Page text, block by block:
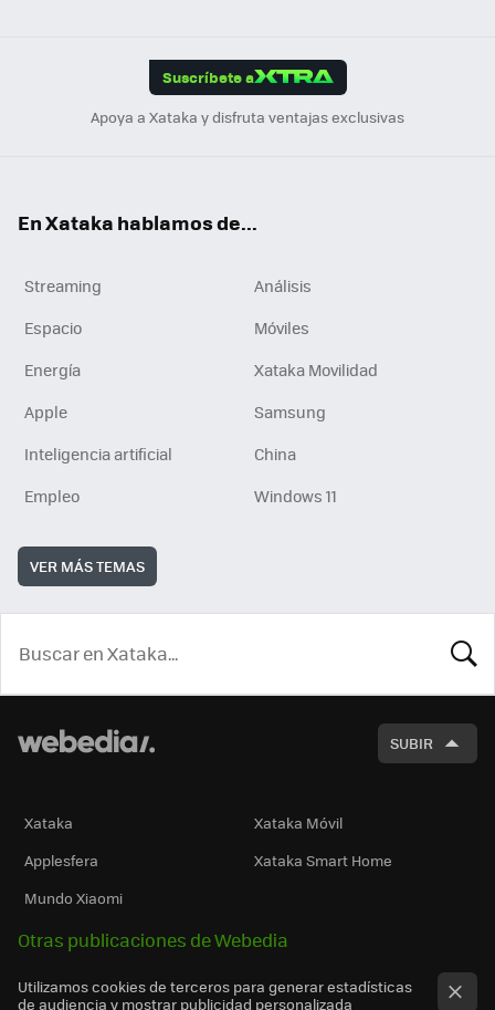
Suscríbete a
Apoya a Xataka y disfruta ventajas exclusivas
En Xataka hablamos de...
Streaming
Análisis
Espacio
Móviles
Energía
Xataka Movilidad
Apple
Samsung
Inteligencia artificial
China
Empleo
Windows 11
VER MÁS TEMAS
SUBIR
Xataka
Xataka Móvil
Applesfera
Xataka Smart Home
Mundo Xiaomi
Otras publicaciones de Webedia
Utilizamos cookies de terceros para generar estadísticas
de audiencia y mostrar publicidad personalizada